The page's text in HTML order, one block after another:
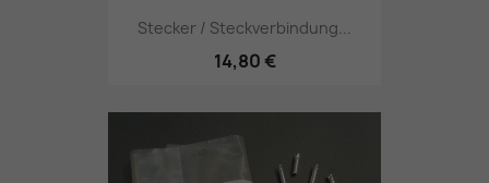
Stecker / Steckverbindung...
14,80 €